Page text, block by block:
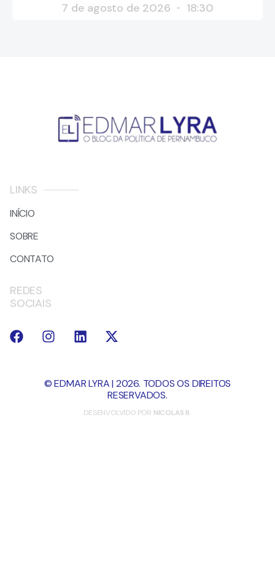
7 de agosto de 2026
18:30
LINKS
INÍCIO
SOBRE
CONTATO
REDES
SOCIAIS
© EDMAR LYRA | 2026. TODOS OS DIREITOS
RESERVADOS.
DESENVOLVIDO POR NICOLAS R.